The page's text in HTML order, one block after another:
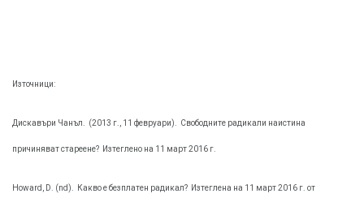
Източници:
Дискавъри Чанъл. (2013 г., 11 февруари). Свободните радикали наистина
причиняват стареене? Изтеглено на 11 март 2016 г.
Howard, D. (nd). Какво е безплатен радикал? Изтеглена на 11 март 2016 г. от